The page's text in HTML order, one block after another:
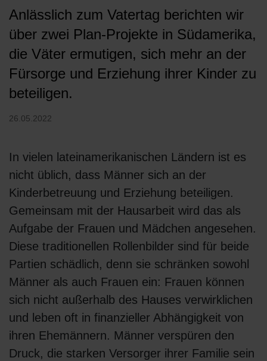
Anlässlich zum Vatertag berichten wir
über zwei Plan-Projekte in Südamerika,
die Väter ermutigen, sich mehr an der
Fürsorge und Erziehung ihrer Kinder zu
beteiligen.
26.05.2022
In vielen lateinamerikanischen Ländern ist es
nicht üblich, dass Männer sich an der
Kinderbetreuung und Erziehung beteiligen.
Gemeinsam mit der Hausarbeit wird das als
Aufgabe der Frauen und Mädchen angesehen.
Diese traditionellen Rollenbilder sind für beide
Partien schädlich, denn sie schränken sowohl
Männer als auch Frauen ein: Frauen können
sich nicht außerhalb des Hauses verwirklichen
und leben oft in finanzieller Abhängigkeit von
ihren Ehemännern. Männer verspüren den
Druck, die starken Versorger ihrer Familie sein